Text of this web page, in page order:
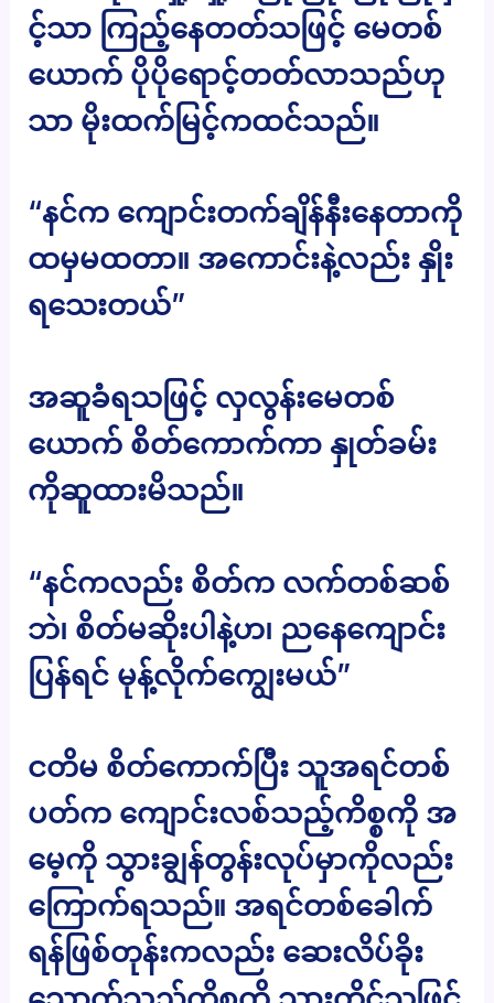
င့်သာ ကြည့်နေတတ်သဖြင့် မေတစ်
ယောက် ပိုပိုရောင့်တတ်လာသည်ဟု
သာ မိုးထက်မြင့်ကထင်သည်။
“နင်က ကျောင်းတက်ချိန်နီးနေတာကို
ထမှမထတာ။ အကောင်းနဲ့လည်း နှိုး
ရသေးတယ်”
အဆူခံရသဖြင့် လှလွန်းမေတစ်
ယောက် စိတ်ကောက်ကာ နှုတ်ခမ်း
ကိုဆူထားမိသည်။
“နင်ကလည်း စိတ်က လက်တစ်ဆစ်
ဘဲ၊ စိတ်မဆိုးပါနဲ့ဟ၊ ညနေကျောင်း
ပြန်ရင် မုန့်လိုက်ကျွေးမယ်”
ငတိမ စိတ်ကောက်ပြီး သူအရင်တစ်
ပတ်က ကျောင်းလစ်သည့်ကိစ္စကို အ
မေ့ကို သွားချွန်တွန်းလုပ်မှာကိုလည်း
ကြောက်ရသည်။ အရင်တစ်ခေါက်
ရန်ဖြစ်တုန်းကလည်း ဆေးလိပ်ခိုး